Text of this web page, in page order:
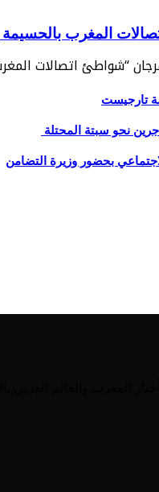
المغرب بالحسيمة
“شواطئ اتصالات
تارجيست
نحو سبتة المحتلة
بحضور وزيرة التضامن